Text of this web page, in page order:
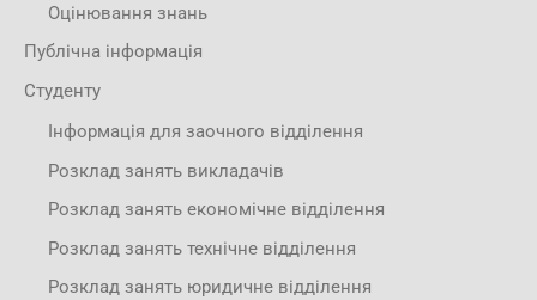
Оцінювання знань
Публічна інформація
Студенту
Інформація для заочного відділення
Розклад занять викладачів
Розклад занять економічне відділення
Розклад занять технічне відділення
Розклад занять юридичне відділення